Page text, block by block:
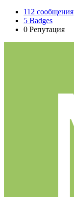
112 сообщения
5 Badges
0 Репутация